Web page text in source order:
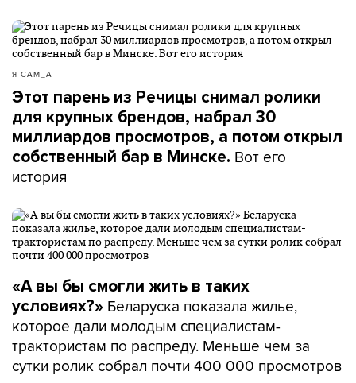
Я САМ_А
Этот парень из Речицы снимал ролики
для крупных брендов, набрал 30
миллиардов просмотров, а потом открыл
собственный бар в Минске. Вот его
история
«А вы бы смогли жить в таких
условиях?» Беларуска показала жилье,
которое дали молодым специалистам-
трактористам по распреду. Меньше чем за
сутки ролик собрал почти 400 000 просмотров